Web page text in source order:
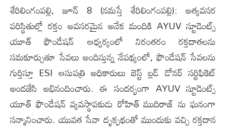
శేరిలింగంప‌ల్లి, జూన్ 8 (న‌మ‌స్తే శేరిలింగంప‌ల్లి): అత్యవసర
పరిస్థితుల్లో రక్తం అవసరమైన అనేక మందికి AYUV స్టూడెంట్స్
యూత్ ఫౌండేషన్ ఆధ్వర్యంలో నిరంతరం రక్తదాతలను
సమకూర్చుతూ సేవలు అందిస్తున్న నేపథ్యంలో, ఫౌండేషన్ సేవలను
గుర్తిస్తూ ESI ఆసుపత్రి అధికారులు బెస్ట్ బ్లడ్ డోనర్ సర్టిఫికెట్
అందజేసి అభినందించారు. ఈ సందర్భంగా AYUV స్టూడెంట్స్
యూత్ ఫౌండేషన్ వ్యవస్థాపకుడు రోహిత్ ముదిరాజ్ ను ఘనంగా
సన్మానించారు. యువత సేవా దృక్పథంతో ముందుకు వచ్చి రక్తదాన